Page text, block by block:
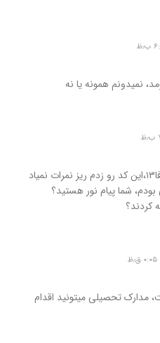
سلام از پاسختون متشکرم فافا۱۳،این کد رو زدم ریز نمرات نمیاد
بودم، شما پیام نور هستید؟
کردند؟
تحصیلی میتونید اقدام